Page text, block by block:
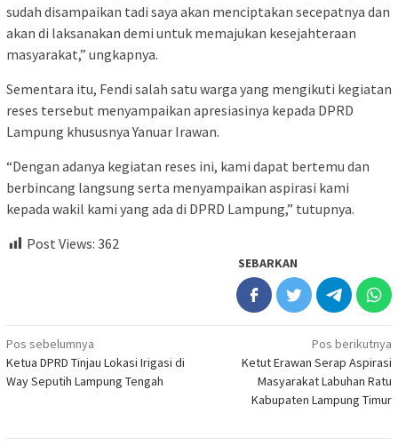
sudah disampaikan tadi saya akan menciptakan secepatnya dan
akan di laksanakan demi untuk memajukan kesejahteraan
masyarakat,” ungkapnya.
Sementara itu, Fendi salah satu warga yang mengikuti kegiatan
reses tersebut menyampaikan apresiasinya kepada DPRD
Lampung khususnya Yanuar Irawan.
“Dengan adanya kegiatan reses ini, kami dapat bertemu dan
berbincang langsung serta menyampaikan aspirasi kami
kepada wakil kami yang ada di DPRD Lampung,” tutupnya.
Post Views: 362
SEBARKAN
Navigasi
pos
Pos sebelumnya
Ketua DPRD Tinjau Lokasi Irigasi di
Way Seputih Lampung Tengah
Pos berikutnya
Ketut Erawan Serap Aspirasi
Masyarakat Labuhan Ratu
Kabupaten Lampung Timur